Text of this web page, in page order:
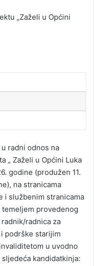
„Zaželi u Općini
radni odnos na
„ Zaželi u Općini Luka
godine (produžen 11.
na stranicama
i službenim stranicama
temeljem provedenog
radnica za
podrške starijim
u uvodno
kandidatkinja: